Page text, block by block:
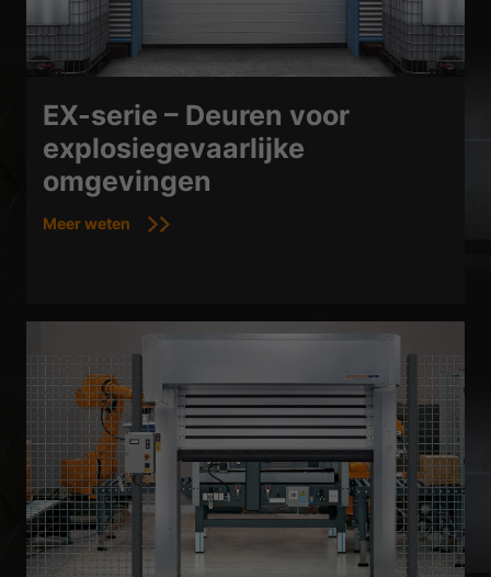
EX-serie – Deuren voor
explosiegevaarlijke
omgevingen
Meer weten